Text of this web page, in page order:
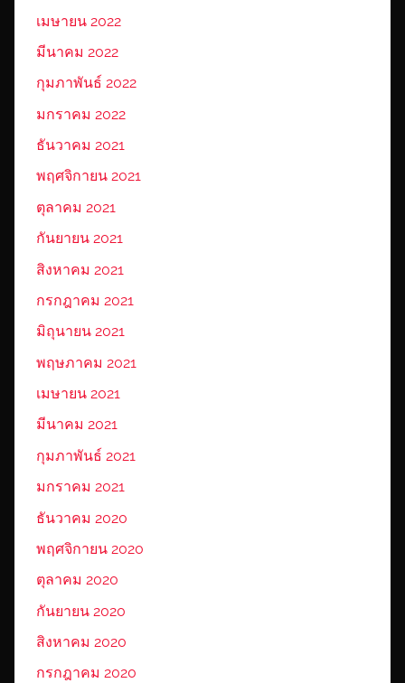
เมษายน 2022
มีนาคม 2022
กุมภาพันธ์ 2022
มกราคม 2022
ธันวาคม 2021
พฤศจิกายน 2021
ตุลาคม 2021
กันยายน 2021
สิงหาคม 2021
กรกฎาคม 2021
มิถุนายน 2021
พฤษภาคม 2021
เมษายน 2021
มีนาคม 2021
กุมภาพันธ์ 2021
มกราคม 2021
ธันวาคม 2020
พฤศจิกายน 2020
ตุลาคม 2020
กันยายน 2020
สิงหาคม 2020
กรกฎาคม 2020